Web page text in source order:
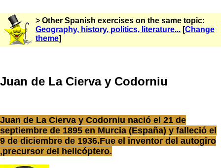
> Other Spanish exercises on the same topic:
Geography, history, politics, literature... [Change
theme]
Juan de La Cierva y Codorniu
Juan de La Cierva y Codorniu nació el 21 de
septiembre de 1895 en Murcia (España) y falleció el
9 de diciembre de 1936.Fue el inventor del autogiro
,precursor del helicóptero.